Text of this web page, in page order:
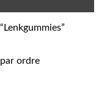
ordre